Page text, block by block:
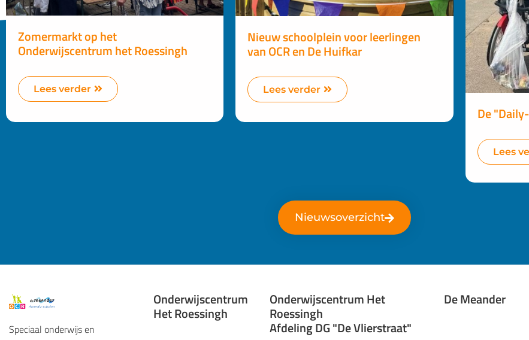
Zomermarkt op het
Onderwijscentrum het Roessingh
Lees verder
Nieuw schoolplein voor leerlingen
van OCR en De Huifkar
Lees verder
De
Lees
Nieuwsoverzicht
Speciaal onderwijs en
Onderwijscentrum
Het Roessingh
Onderwijscentrum Het
Roessingh
Afdeling DG "De Vlierstraat"
De Meander